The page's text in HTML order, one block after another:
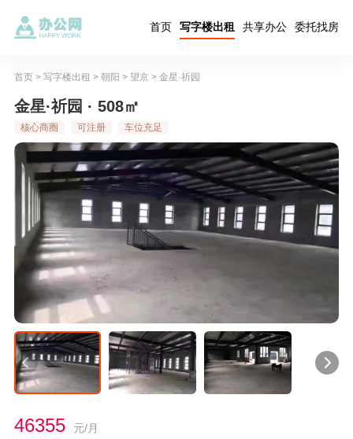
首页 写字楼出租 共享办公 委托找房
首页> 写字楼出租 > 朝阳 > 望京> 金星·祈园
金星·祈园 · 508㎡
核心商圈 可注册 车位充足
46355 元/月